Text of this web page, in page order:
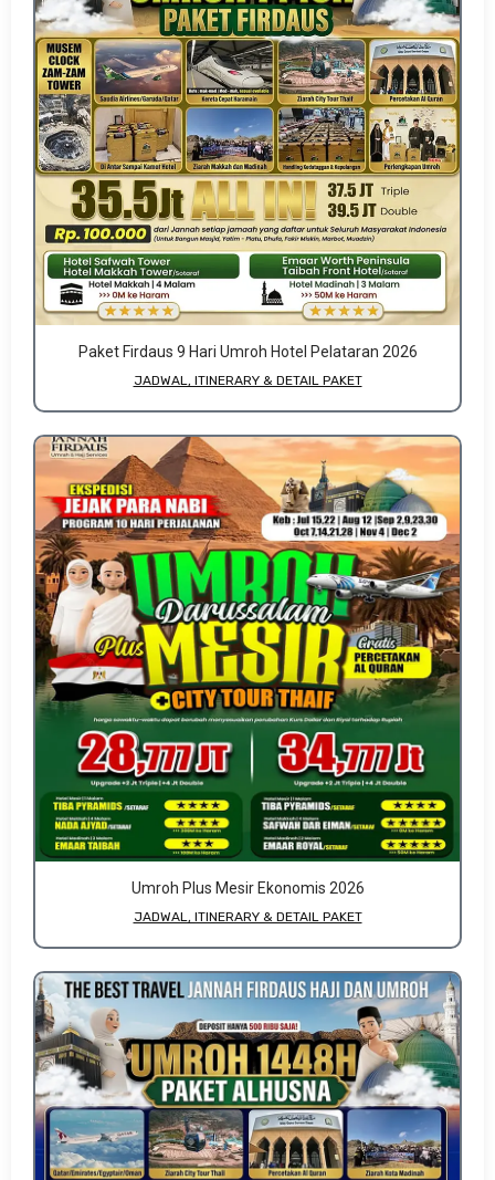
Paket Firdaus 9 Hari Umroh Hotel Pelataran 2026
JADWAL, ITINERARY & DETAIL PAKET
Umroh Plus Mesir Ekonomis 2026
JADWAL, ITINERARY & DETAIL PAKET